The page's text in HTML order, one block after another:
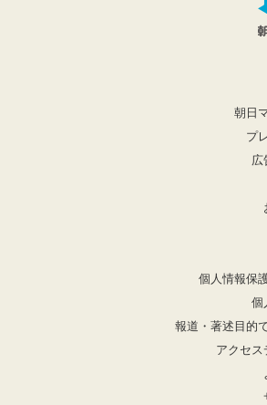
朝日
プ
広
個人情報保
個
報道・著述目的
アクセス